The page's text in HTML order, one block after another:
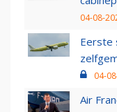
04-08-
Eerste
04-
Air